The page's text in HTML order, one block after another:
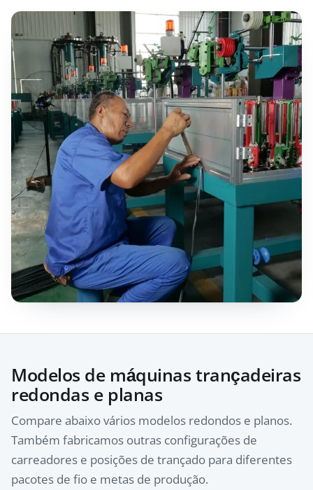
Modelos de máquinas trançadeiras
redondas e planas
Compare abaixo vários modelos redondos e planos.
Também fabricamos outras configurações de
carreadores e posições de trançado para diferentes
pacotes de fio e metas de produção.